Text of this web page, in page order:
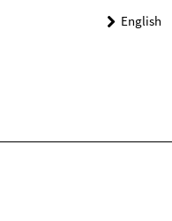
English